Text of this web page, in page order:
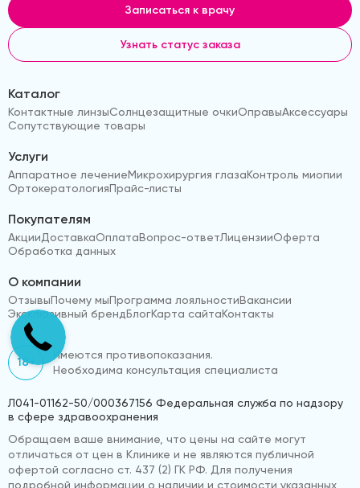
Записаться к врачу
Узнать статус заказа
Каталог
Контактные линзыСолнцезащитные очкиОправыАксессуары
Сопутствующие товары
Услуги
Аппаратное лечениеМикрохирургия глазаКонтроль миопии
ОртокератологияПрайс-листы
Покупателям
АкцииДоставкаОплатаВопрос-ответЛицензииОферта
Обработка данных
О компании
ОтзывыПочему мыПрограмма лояльностиВакансии
Эксклюзивный брендБлогКарта сайтаКонтакты
18+
Имеются противопоказания.
Необходима консультация специалиста
Л041-01162-50/000367156 Федеральная служба по надзору
в сфере здравоохранения
Обращаем ваше внимание, что цены на сайте могут
отличаться от цен в Клинике и не являются публичной
офертой согласно ст. 437 (2) ГК РФ. Для получения
подробной информации о наличии и стоимости указанных